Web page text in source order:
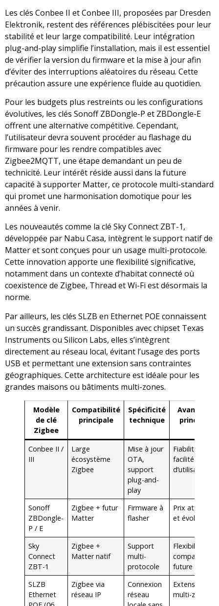
Les clés Conbee II et Conbee III, proposées par Dresden
Elektronik, restent des références plébiscitées pour leur
stabilité et leur large compatibilité. Leur intégration
plug-and-play simplifie l’installation, mais il est essentiel
de vérifier la version du firmware et la mise à jour afin
d’éviter des interruptions aléatoires du réseau. Cette
précaution assure une expérience fluide au quotidien.
Pour les budgets plus restreints ou les configurations
évolutives, les clés Sonoff ZBDongle-P et ZBDongle-E
offrent une alternative compétitive. Cependant,
l’utilisateur devra souvent procéder au flashage du
firmware pour les rendre compatibles avec
Zigbee2MQTT, une étape demandant un peu de
technicité. Leur intérêt réside aussi dans la future
capacité à supporter Matter, ce protocole multi-standard
qui promet une harmonisation domotique pour les
années à venir.
Les nouveautés comme la clé Sky Connect ZBT-1,
développée par Nabu Casa, intègrent le support natif de
Matter et sont conçues pour un usage multi-protocole.
Cette innovation apporte une flexibilité significative,
notamment dans un contexte d’habitat connecté où
coexistence de Zigbee, Thread et Wi-Fi est désormais la
norme.
Par ailleurs, les clés SLZB en Ethernet POE connaissent
un succès grandissant. Disponibles avec chipset Texas
Instruments ou Silicon Labs, elles s’intègrent
directement au réseau local, évitant l’usage des ports
USB et permettant une extension sans contraintes
géographiques. Cette architecture est idéale pour les
grandes maisons ou bâtiments multi-zones.
Modèle
de clé
Zigbee
Compatibilité
principale
Spécificité
technique
Avantage
principal
Conbee II /
III
Large
écosystème
Zigbee
Mise à jour
OTA,
support
plug-and-
play
Fiabilité et
facilité
d’utilisation
Sonoff
ZBDongle-
P / E
Zigbee + futur
Matter
Firmware à
flasher
Prix attractif
et évolutivité
Sky
Connect
ZBT-1
Zigbee +
Matter natif
Support
multi-
protocole
Flexibilité et
compatibilité
future
SLZB
Ethernet
Zigbee via
réseau IP
Connexion
réseau
Extension
multi-zones